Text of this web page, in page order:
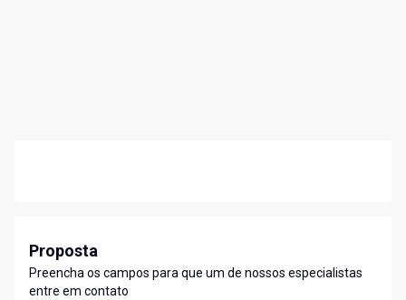
Proposta
Preencha os campos para que um de nossos especialistas
entre em contato